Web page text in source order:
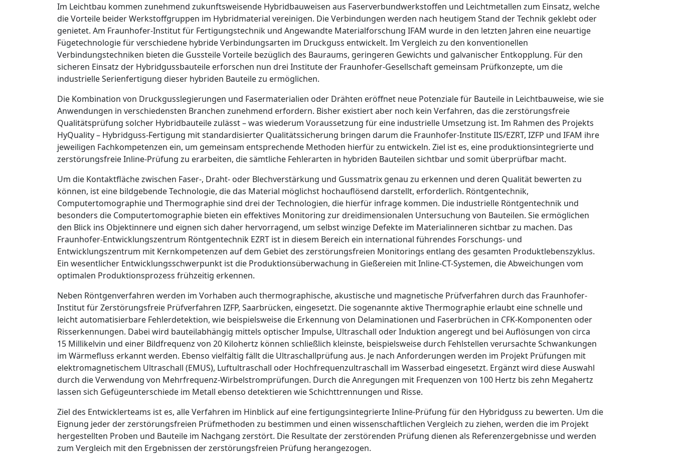
Im Leichtbau kommen zunehmend zukunftsweisende Hybridbauweisen aus Faserverbundwerkstoffen und Leichtmetallen zum Einsatz, welche
die Vorteile beider Werkstoffgruppen im Hybridmaterial vereinigen. Die Verbindungen werden nach heutigem Stand der Technik geklebt oder
genietet. Am Fraunhofer-Institut für Fertigungstechnik und Angewandte Materialforschung IFAM wurde in den letzten Jahren eine neuartige
Fügetechnologie für verschiedene hybride Verbindungsarten im Druckguss entwickelt. Im Vergleich zu den konventionellen
Verbindungstechniken bieten die Gussteile Vorteile bezüglich des Bauraums, geringeren Gewichts und galvanischer Entkopplung. Für den
sicheren Einsatz der Hybridgussbauteile erforschen nun drei Institute der Fraunhofer-Gesellschaft gemeinsam Prüfkonzepte, um die
industrielle Serienfertigung dieser hybriden Bauteile zu ermöglichen.
Die Kombination von Druckgusslegierungen und Fasermaterialien oder ­Drähten eröffnet neue Potenziale für Bauteile in Leichtbauweise, wie sie
­Anwendungen in verschiedensten Branchen zunehmend erfordern. Bisher existiert aber noch kein Verfahren, das die zerstörungsfreie
Qualitätsprüfung solcher Hybridbauteile zulässt – was wiederum Voraussetzung für eine industrielle Umsetzung ist. Im Rahmen des Projekts
HyQuality – Hybridguss-Fertigung mit standardisierter Qualitätssicherung bringen darum die Fraunhofer-Institute IIS/EZRT, IZFP und IFAM ihre
jeweiligen Fachkompetenzen ein, um gemeinsam entsprechende Methoden hierfür zu entwickeln. Ziel ist es, eine produktionsintegrierte und
zerstörungsfreie Inline-Prüfung zu erarbeiten, die sämtliche Fehlerarten in hybriden Bauteilen sichtbar und somit überprüfbar macht.
Um die Kontaktfläche zwischen Faser-, Draht- oder Blechverstärkung und Gussmatrix genau zu erkennen und deren Qualität bewerten zu
können, ist eine bildgebende Technologie, die das Material möglichst hochauflösend darstellt, erforderlich. Röntgentechnik,
Computertomographie und Thermographie sind drei der Technologien, die hierfür infrage kommen. Die industrielle Röntgentechnik und
besonders die Computertomographie bieten ein effektives Monitoring zur dreidimensionalen Untersuchung von Bauteilen. Sie ermöglichen
den Blick ins Objektinnere und eignen sich daher hervorragend, um selbst winzige Defekte im Materialinneren sichtbar zu machen. Das
Fraunhofer-Entwicklungszentrum Röntgentechnik EZRT ist in diesem Bereich ein international führendes Forschungs- und
Entwicklungszentrum mit Kernkompetenzen auf dem Gebiet des zerstörungsfreien Monitorings entlang des gesamten Produktlebenszyklus.
Ein wesentlicher Entwicklungsschwerpunkt ist die Produktionsüberwachung in Gießereien mit Inline-CT-Systemen, die Abweichungen vom
optimalen Produktionsprozess frühzeitig erkennen.
Neben Röntgenverfahren werden im Vorhaben auch thermographische, akustische und magnetische Prüfverfahren durch das Fraunhofer-
Institut für Zerstörungsfreie Prüfverfahren IZFP, Saarbrücken, eingesetzt. Die sogenannte aktive Thermographie erlaubt eine schnelle und
leicht automatisierbare Fehlerdetektion, wie beispielsweise die Erkennung von Delaminationen und Faserbrüchen in CFK-Komponenten oder
Risserkennungen. Dabei wird bauteilabhängig mittels optischer Impulse, Ultraschall oder Induktion angeregt und bei Auflösungen von circa
15 Millikelvin und einer Bildfrequenz von 20 Kilohertz können schließlich kleinste, beispielsweise durch Fehlstellen verursachte Schwankungen
im Wärmefluss erkannt werden. Ebenso vielfältig fällt die Ultraschallprüfung aus. Je nach Anforderungen werden im Projekt Prüfungen mit
elektromagnetischem Ultraschall (EMUS), Luftultraschall oder Hochfrequenzultraschall im Wasserbad eingesetzt. Ergänzt wird diese Auswahl
durch die Verwendung von Mehrfrequenz-Wirbelstromprüfungen. Durch die Anregungen mit Frequenzen von 100 Hertz bis zehn Megahertz
lassen sich Gefügeunterschiede im Metall ebenso detektieren wie Schichttrennungen und Risse.
Ziel des Entwicklerteams ist es, alle Verfahren im Hinblick auf eine fertigungsintegrierte Inline-Prüfung für den Hybridguss zu bewerten. Um die
Eignung jeder der zerstörungsfreien Prüfmethoden zu bestimmen und einen wissenschaft­lichen Vergleich zu ziehen, werden die im Projekt
hergestellten Proben und Bauteile im Nachgang zerstört. Die Resultate der zerstörenden Prüfung dienen als Referenz­ergebnisse und werden
zum Vergleich mit den Ergebnissen der zerstörungsfreien Prüfung herangezogen.